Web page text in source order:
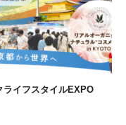
ライフスタイルEXPO